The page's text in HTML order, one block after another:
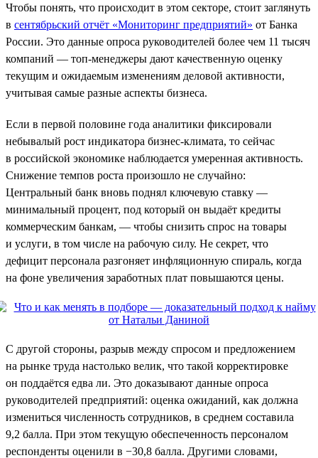
Чтобы понять, что происходит в этом секторе, стоит заглянуть
в сентябрьский отчёт «Мониторинг предприятий» от Банка
России. Это данные опроса руководителей более чем 11 тысяч
компаний — топ-менеджеры дают качественную оценку
текущим и ожидаемым изменениям деловой активности,
учитывая самые разные аспекты бизнеса.
Если в первой половине года аналитики фиксировали
небывалый рост индикатора бизнес-климата, то сейчас
в российской экономике наблюдается умеренная активность.
Снижение темпов роста произошло не случайно:
Центральный банк вновь поднял ключевую ставку —
минимальный процент, под который он выдаёт кредиты
коммерческим банкам, — чтобы снизить спрос на товары
и услуги, в том числе на рабочую силу. Не секрет, что
дефицит персонала разгоняет инфляционную спираль, когда
на фоне увеличения заработных плат повышаются цены.
С другой стороны, разрыв между спросом и предложением
на рынке труда настолько велик, что такой корректировке
он поддаётся едва ли. Это доказывают данные опроса
руководителей предприятий: оценка ожиданий, как должна
измениться численность сотрудников, в среднем составила
9,2 балла. При этом текущую обеспеченность персоналом
респонденты оценили в −30,8 балла. Другими словами,